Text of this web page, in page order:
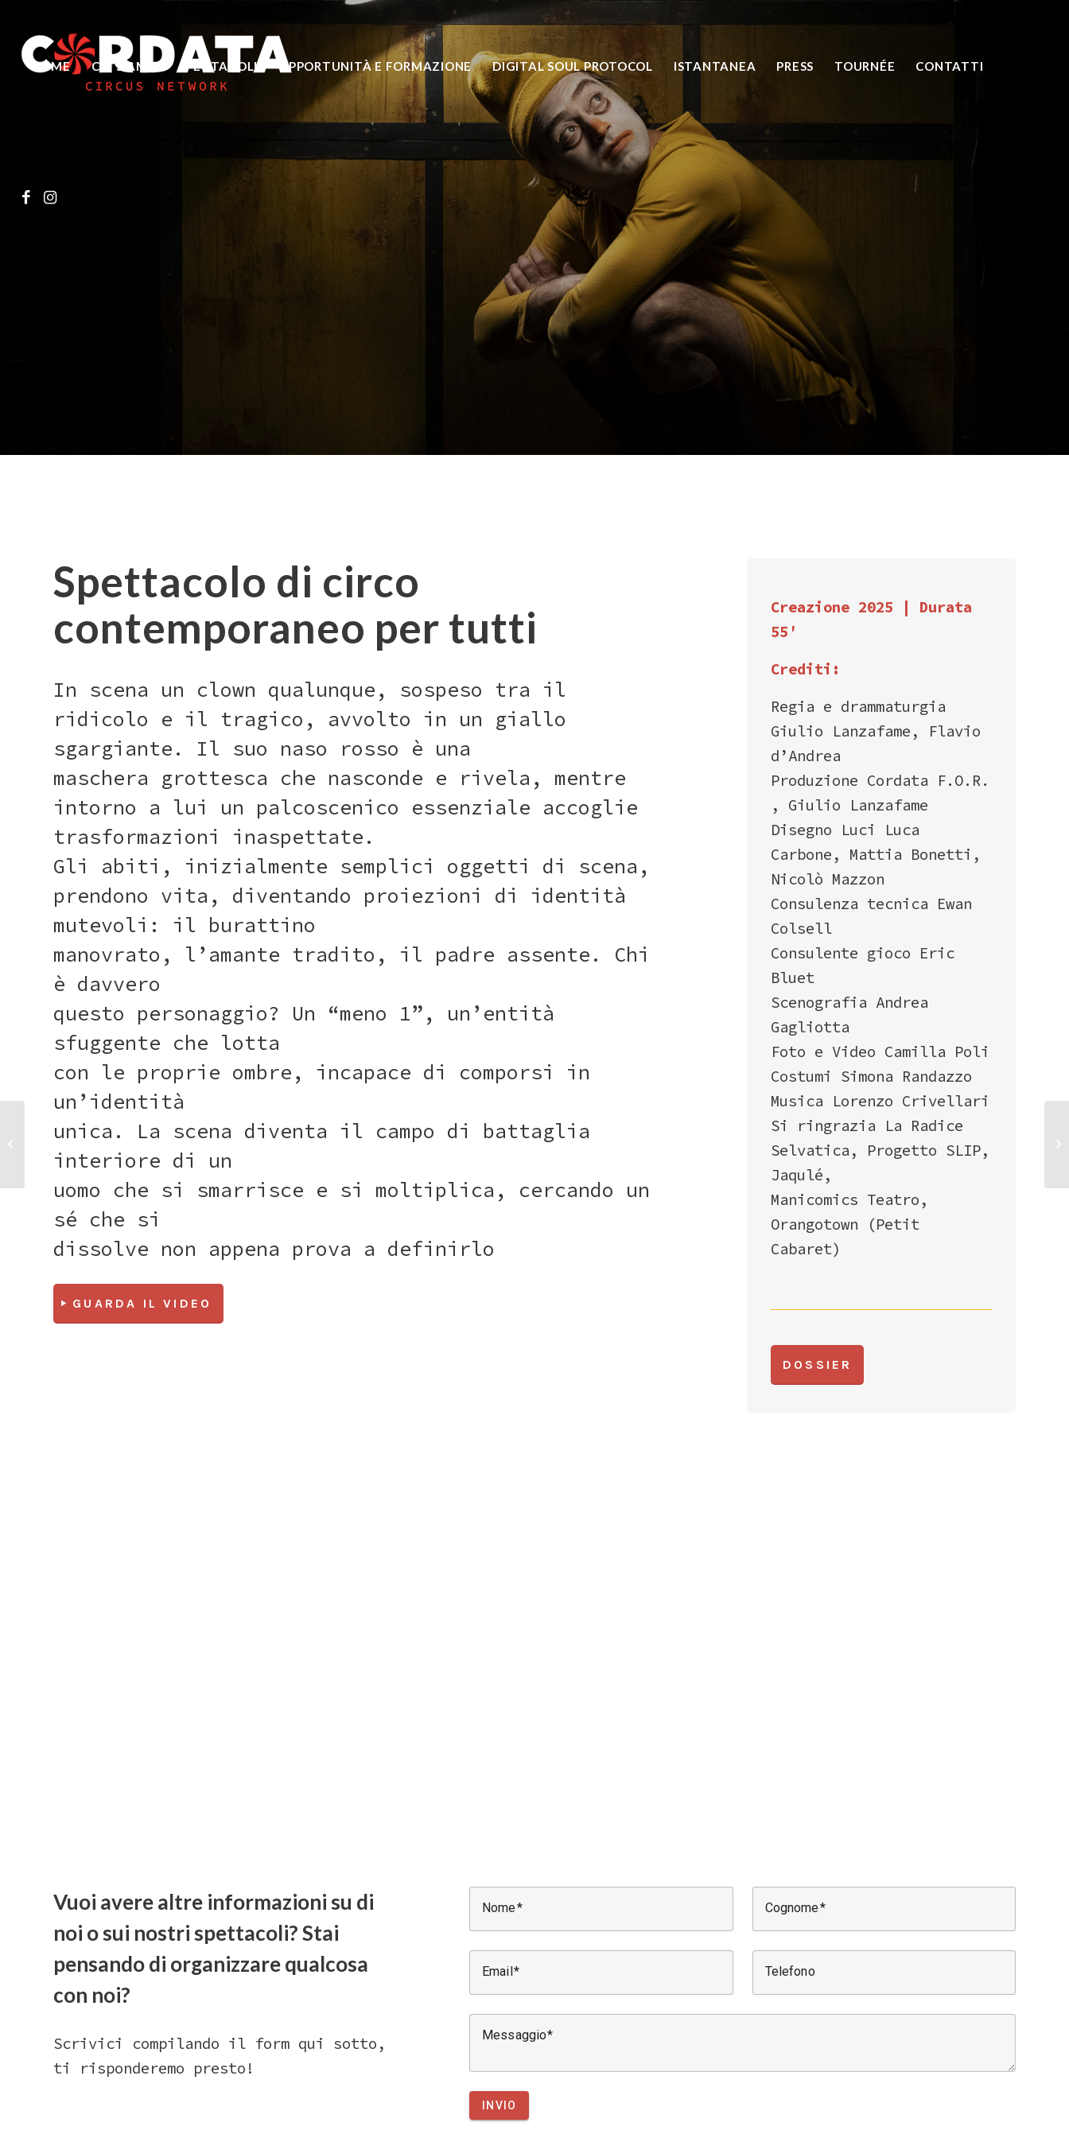
HOME CHI SIAMO SPETTACOLI OPPORTUNITÀ E FORMAZIONE DIGITAL SOUL PROTOCOL ISTANTANEA PRESS TOURNÉE CONTATTI
Meno 1
Spetttacolo di ricerca di Giulio Lanzafame
Spettacolo di circo
contemporaneo per tutti
In scena un clown qualunque, sospeso tra il
ridicolo e il tragico, avvolto in un giallo
sgargiante. Il suo naso rosso è una
maschera grottesca che nasconde e rivela, mentre
intorno a lui un palcoscenico essenziale accoglie
trasformazioni inaspettate.
Gli abiti, inizialmente semplici oggetti di scena,
prendono vita, diventando proiezioni di identità
mutevoli: il burattino
manovrato, l’amante tradito, il padre assente. Chi
è davvero
questo personaggio? Un “meno 1”, un’entità
sfuggente che lotta
con le proprie ombre, incapace di comporsi in
un’identità
unica. La scena diventa il campo di battaglia
interiore di un
uomo che si smarrisce e si moltiplica, cercando un
sé che si
dissolve non appena prova a definirlo
GUARDA IL VIDEO
Creazione 2025 | Durata
55′
Crediti:
Regia e drammaturgia
Giulio Lanzafame, Flavio
d’Andrea
Produzione Cordata F.O.R.
, Giulio Lanzafame
Disegno Luci Luca
Carbone, Mattia Bonetti,
Nicolò Mazzon
Consulenza tecnica Ewan
Colsell
Consulente gioco Eric
Bluet
Scenografia Andrea
Gagliotta
Foto e Video Camilla Poli
Costumi Simona Randazzo
Musica Lorenzo Crivellari
Si ringrazia La Radice
Selvatica, Progetto SLIP,
Jaqulé,
Manicomics Teatro,
Orangotown (Petit
Cabaret)
DOSSIER
Vuoi avere altre informazioni su di
noi o sui nostri spettacoli? Stai
pensando di organizzare qualcosa
con noi?
Scrivici compilando il form qui sotto,
ti risponderemo presto!
Nome Cognome
Email Telefono
Messaggio
INVIO
Pillole di
bellezza